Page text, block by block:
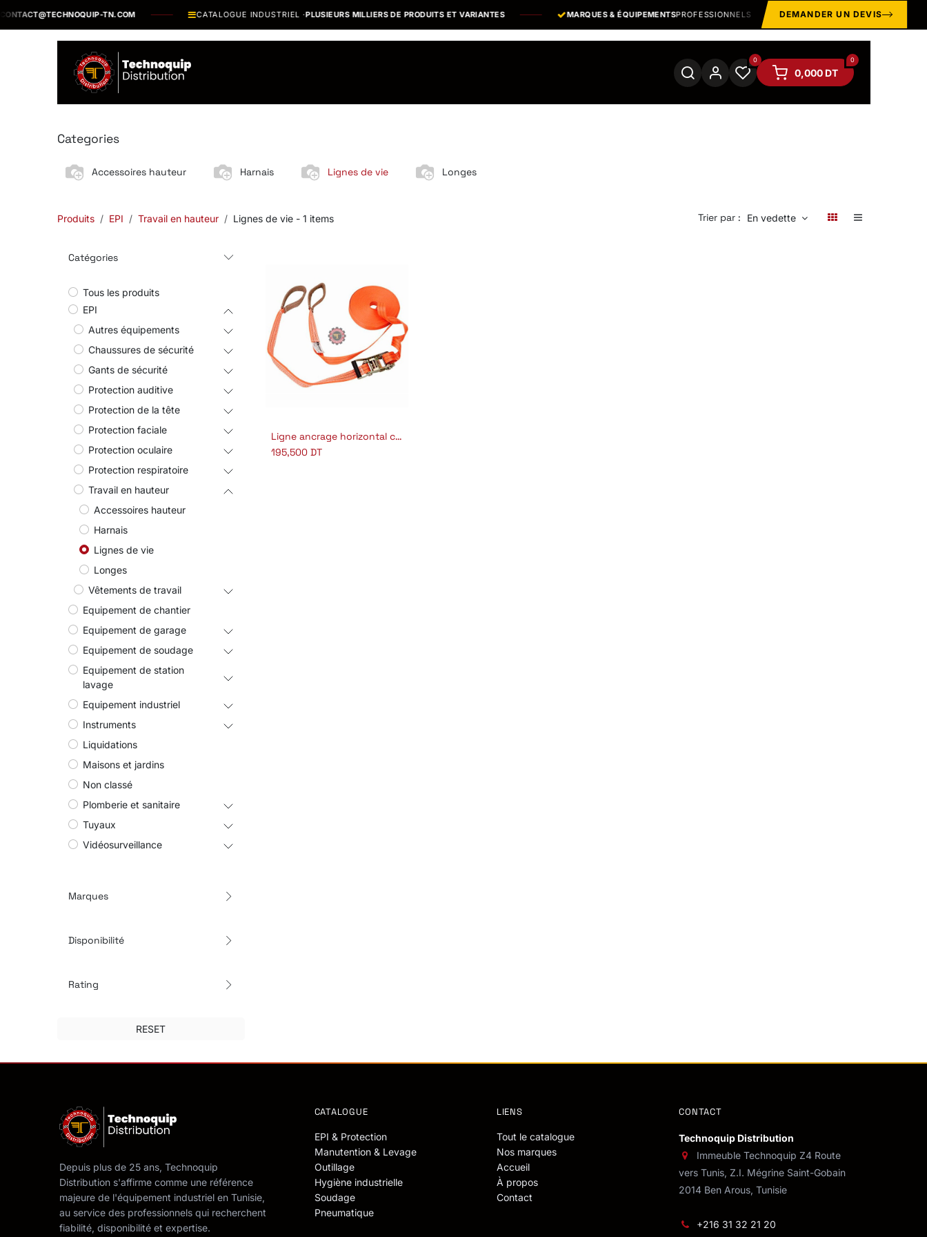
TN.COM CATALOGUE INDUSTRIEL ·PLUSIEURS MILLIERS DE PRODUITS ET VARIANTES MARQUES & ÉQUIPEMENTSPROFESSIONNELS EPI · MANUTENTION ·
DEMANDER UN DEVIS
0 0
0,000DT
Categories
Accessoires hauteur Harnais Lignes de vie Longes
Produits EPI Travail en hauteur Lignes de vie- 1 items Trier par : En vedette
Catégories
Tous les produits
EPI
Autres équipements
Chaussures de sécurité
Gants de sécurité
Protection auditive
Protection de la tête
Protection faciale
Protection oculaire
Protection respiratoire
Travail en hauteur
Accessoires hauteur
Harnais
Lignes de vie
Longes
Vêtements de travail
Equipement de chantier
Equipement de garage
Equipement de soudage
Equipement de station
lavage
Equipement industriel
Instruments
Liquidations
Maisons et jardins
Non classé
Plomberie et sanitaire
Tuyaux
Vidéosurveillance
Marques
Disponibilité
Rating
RESET
Ajouter au panier
Ligne ancrage horizontal climax 30
195,500DT
Depuis plus de 25 ans, Technoquip
Distribution s'affirme comme une référence
majeure de l'équipement industriel en Tunisie,
au service des professionnels qui recherchent
fiabilité, disponibilité et expertise.
CATALOGUE
EPI & Protection
Manutention & Levage
Outillage
Hygiène industrielle
Soudage
Pneumatique
LIENS
Tout le catalogue
Nos marques
Accueil
À propos
Contact
CONTACT
Technoquip Distribution
Immeuble Technoquip Z4 Route
vers Tunis, Z.I. Mégrine Saint-Gobain
2014 Ben Arous, Tunisie
+216 31 32 21 20